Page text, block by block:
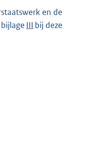
en de
III bij deze